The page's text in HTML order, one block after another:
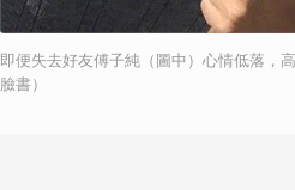
即便失去好友傅子純（圖中）心情低落，
臉書）